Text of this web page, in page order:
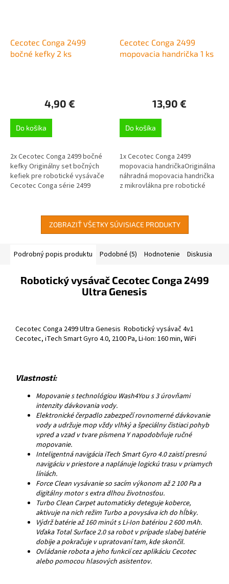
Cecotec Conga 2499
bočné kefky 2 ks
4,90 €
Do košíka
2x Cecotec Conga 2499 bočné
kefky Originálny set bočných
kefiek pre robotické vysávače
Cecotec Conga série 2499
Cecotec Conga 2499
mopovacia handrička 1 ks
13,90 €
Do košíka
1x Cecotec Conga 2499
mopovacia handričkaOriginálna
náhradná mopovacia handrička
z mikrovlákna pre robotické
ZOBRAZIŤ VŠETKY SÚVISIACE PRODUKTY
Podrobný popis produktu Podobné (5) Hodnotenie Diskusia
Robotický vysávač Cecotec Conga 2499
Ultra Genesis
Cecotec Conga 2499 Ultra Genesis Robotický vysávač 4v1
Cecotec, iTech Smart Gyro 4.0, 2100 Pa, Li-Ion: 160 min, WiFi
Vlastnosti:
Mopovanie s technológiou Wash4You s 3 úrovňami
intenzity dávkovania vody.
Elektronické čerpadlo zabezpečí rovnomerné dávkovanie
vody a udržuje mop vždy vlhký a špeciálny čistiaci pohyb
vpred a vzad v tvare písmena Y napodobňuje ručné
mopovanie.
Inteligentná navigácia iTech Smart Gyro 4.0 zaistí presnú
navigáciu v priestore a naplánuje logickú trasu v priamych
líniách.
Force Clean vysávanie so sacím výkonom až 2 100 Pa a
digitálny motor s extra dlhou životnosťou.
Turbo Clean Carpet automaticky deteguje koberce,
aktivuje na nich režim Turbo a povysáva ich do hĺbky.
Výdrž batérie až 160 minút s Li-Ion batériou 2 600 mAh.
Vďaka Total Surface 2.0 sa robot v prípade slabej batérie
dobije a pokračuje v upratovaní tam, kde skončil.
Ovládanie robota a jeho funkcií cez aplikáciu Cecotec
alebo pomocou hlasových asistentov.